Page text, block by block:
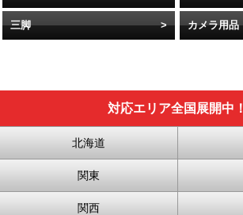
三脚 カメラ用品
対応エリア全国展開中！
北海道
関東
関西